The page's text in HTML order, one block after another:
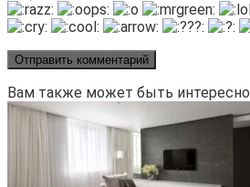
Вам также может быть интересно